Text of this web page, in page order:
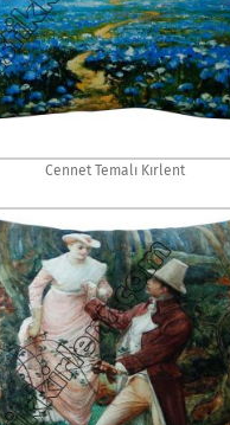
Cennet Temalı Kırlent